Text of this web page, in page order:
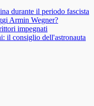
durante il periodo fascista
Armin Wegner?
impegnati
il consiglio dell'astronauta